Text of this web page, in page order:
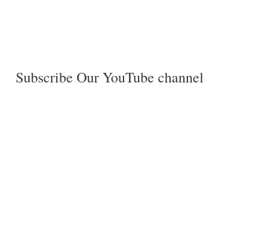
Subscribe Our YouTube channel